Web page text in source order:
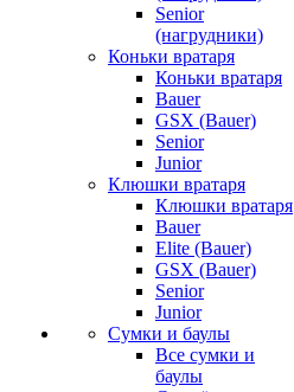
Senior
(нагрудники)
Коньки вратаря
Коньки вратаря
Bauer
GSX (Bauer)
Senior
Junior
Клюшки вратаря
Клюшки вратаря
Bauer
Elite (Bauer)
GSX (Bauer)
Senior
Junior
Сумки и баулы
Все сумки и
баулы